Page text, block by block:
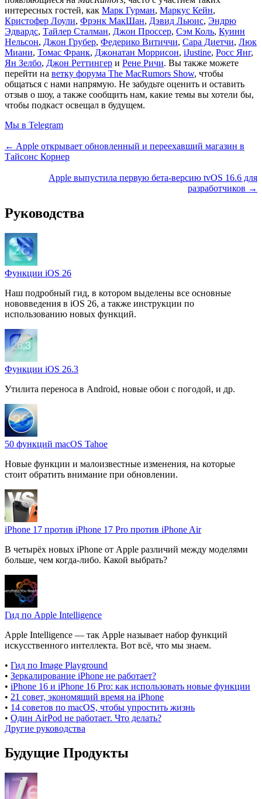
интересных гостей, как Марк Гурман, Маркус Кейн,
Кристофер Лоули, Фрэнк МакШан, Дэвид Льюис, Эндрю
Эдвардс, Тайлер Сталман, Джон Проссер, Сэм Коль, Куинн
Нельсон, Джон Грубер, Федерико Витиччи, Сара Диетчи, Люк
Миани, Томас Франк, Джонатан Моррисон, iJustine, Росс Янг,
Ян Зелбо, Джон Реттингер и Рене Ричи. Вы также можете
перейти на ветку форума The MacRumors Show, чтобы
общаться с нами напрямую. Не забудьте оценить и оставить
отзыв о шоу, а также сообщить нам, какие темы вы хотели бы,
чтобы подкаст освещал в будущем.
Мы в Telegram
← Apple открывает обновленный и переехавший магазин в
Тайсонс Корнер
Apple выпустила первую бета-версию tvOS 16.6 для
разработчиков →
Руководства
Функции iOS 26
Наш подробный гид, в котором выделены все основные
нововведения в iOS 26, а также инструкции по
использованию новых функций.
Функции iOS 26.3
Утилита переноса в Android, новые обои с погодой, и др.
50 функций macOS Tahoe
Новые функции и малоизвестные изменения, на которые
стоит обратить внимание при обновлении.
iPhone 17 против iPhone 17 Pro против iPhone Air
В четырёх новых iPhone от Apple различий между моделями
больше, чем когда-либо. Какой выбрать?
Гид по Apple Intelligence
Apple Intelligence — так Apple называет набор функций
искусственного интеллекта. Вот всё, что мы знаем.
• Гид по Image Playground
• Зеркалирование iPhone не работает?
• iPhone 16 и iPhone 16 Pro: как использовать новые функции
• 21 совет, экономящий время на iPhone
• 14 советов по macOS, чтобы упростить жизнь
• Один AirPod не работает. Что делать?
Другие руководства
Будущие Продукты